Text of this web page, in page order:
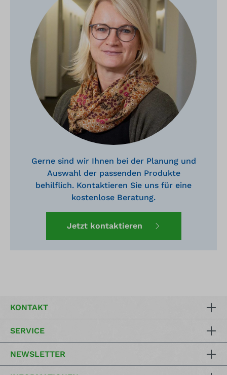
Gerne sind wir Ihnen bei der Planung und
Auswahl der passenden Produkte
behilflich. Kontaktieren Sie uns für eine
kostenlose Beratung.
Jetzt kontaktieren
KONTAKT
SERVICE
NEWSLETTER